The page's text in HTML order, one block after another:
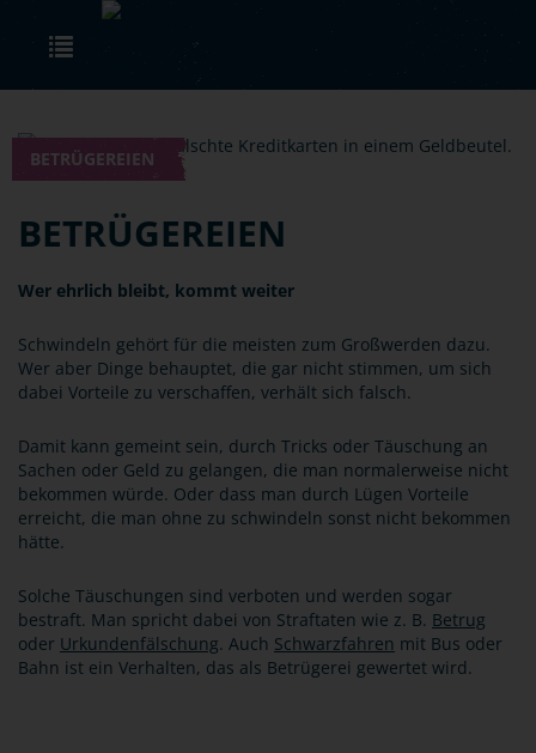
Skip to main content
BETRÜGEREIEN
BETRÜGEREIEN
Wer ehrlich bleibt, kommt weiter
Schwindeln gehört für die meisten zum Großwerden dazu.
Wer aber Dinge behauptet, die gar nicht stimmen, um sich
dabei Vorteile zu verschaffen, verhält sich falsch.
Damit kann gemeint sein, durch Tricks oder Täuschung an
Sachen oder Geld zu gelangen, die man normalerweise nicht
bekommen würde. Oder dass man durch Lügen Vorteile
erreicht, die man ohne zu schwindeln sonst nicht bekommen
hätte.
Solche Täuschungen sind verboten und werden sogar
bestraft. Man spricht dabei von Straftaten wie z. B. Betrug
oder Urkundenfälschung. Auch Schwarzfahren mit Bus oder
Bahn ist ein Verhalten, das als Betrügerei gewertet wird.